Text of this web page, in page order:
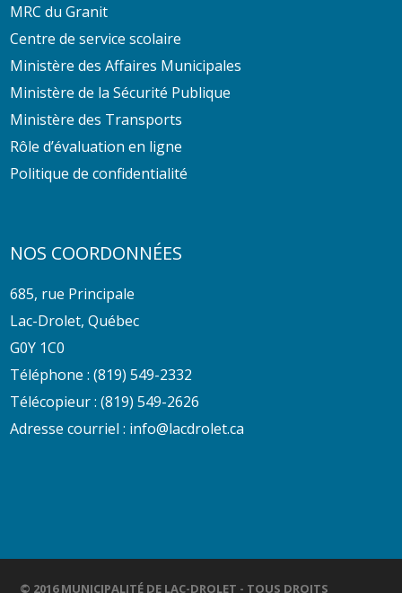
MRC du Granit
Centre de service scolaire
Ministère des Affaires Municipales
Ministère de la Sécurité Publique
Ministère des Transports
Rôle d’évaluation en ligne
Politique de confidentialité
NOS COORDONNÉES
685, rue Principale
Lac-Drolet, Québec
G0Y 1C0
Téléphone :(819) 549-2332
Télécopieur : (819) 549-2626
Adresse courriel : info@lacdrolet.ca
© 2016 MUNICIPALITÉ DE LAC-DROLET - TOUS DROITS